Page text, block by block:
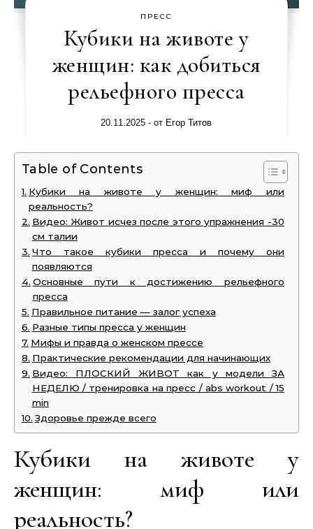
ПРЕСС
Кубики на животе у
женщин: как добиться
рельефного пресса
20.11.2025 - от Егор Титов
Table of Contents
Кубики на животе у женщин: миф или
реальность?
Видео: Живот исчез после этого упражнения -30
см талии
Что такое кубики пресса и почему они
появляются
Основные пути к достижению рельефного
пресса
Правильное питание — залог успеха
Разные типы пресса у женщин
Мифы и правда о женском прессе
Практические рекомендации для начинающих
Видео: ПЛОСКИЙ ЖИВОТ как у модели ЗА
НЕДЕЛЮ / тренировка на пресс / abs workout / 15
min
Здоровье прежде всего
Кубики на животе у
женщин: миф или
реальность?